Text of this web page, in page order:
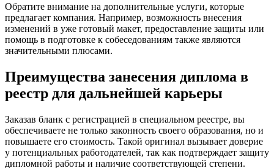
Обратите внимание на дополнительные услуги, которые
предлагает компания. Например, возможность внесения
изменений в уже готовый макет, предоставление защиты или
помощь в подготовке к собеседованиям также являются
значительными плюсами.
Преимущества занесения диплома в
реестр для дальнейшей карьеры
Заказав бланк с регистрацией в специальном реестре, вы
обеспечиваете не только законность своего образования, но и
повышаете его стоимость. Такой оригинал вызывает доверие
у потенциальных работодателей, так как подтверждает защиту
дипломной работы и наличие соответствующей степени.